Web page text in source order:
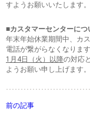
すようお願いいたします。
■カスタマーセンターにつ
年末年始休業期間中、カ
電話が繋がらなくなります
1月4日（火）以降の対応
ようお願い申し上げます。
前の記事